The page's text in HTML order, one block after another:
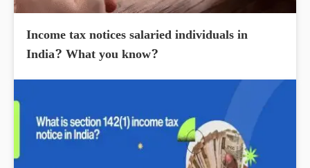
Income tax notices salaried individuals in
India? What you know?